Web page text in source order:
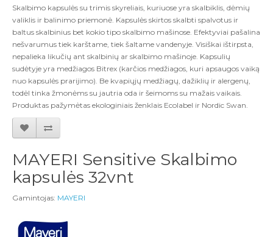
Skalbimo kapsulės su trimis skyreliais, kuriuose yra skalbiklis, dėmių
valiklis ir balinimo priemonė. Kapsulės skirtos skalbti spalvotus ir
baltus skalbinius bet kokio tipo skalbimo mašinose. Efektyviai pašalina
nešvarumus tiek karštame, tiek šaltame vandenyje. Visiškai ištirpsta,
nepalieka likučių ant skalbinių ar skalbimo mašinoje. Kapsulių
sudėtyje yra medžiagos Bitrex (karčios medžiagos, kuri apsaugos vaiką
nuo kapsulės prarijimo). Be kvapiųjų medžiagų, dažiklių ir alergenų,
todėl tinka žmonėms su jautria oda ir šeimoms su mažais vaikais.
Produktas pažymėtas ekologiniais ženklais Ecolabel ir Nordic Swan.
MAYERI Sensitive Skalbimo
kapsulės 32vnt
Gamintojas: MAYERI